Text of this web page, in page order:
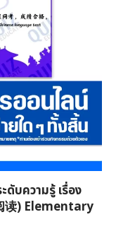
ดับความรู้ เรื่อง
读) Elementary